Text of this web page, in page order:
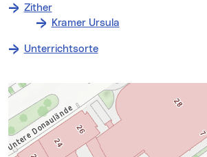
Zither
Kramer Ursula
Unterrichtsorte
Karte überspringen